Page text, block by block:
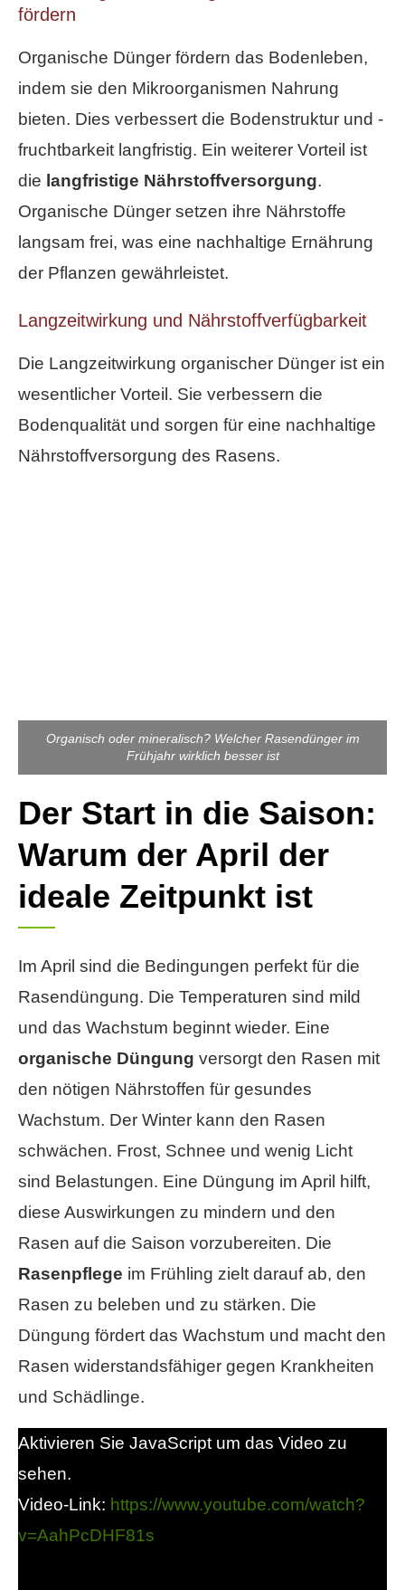
fördern
Organische Dünger fördern das Bodenleben,
indem sie den Mikroorganismen Nahrung
bieten. Dies verbessert die Bodenstruktur und -
fruchtbarkeit langfristig. Ein weiterer Vorteil ist
die langfristige Nährstoffversorgung.
Organische Dünger setzen ihre Nährstoffe
langsam frei, was eine nachhaltige Ernährung
der Pflanzen gewährleistet.
Langzeitwirkung und Nährstoffverfügbarkeit
Die Langzeitwirkung organischer Dünger ist ein
wesentlicher Vorteil. Sie verbessern die
Bodenqualität und sorgen für eine nachhaltige
Nährstoffversorgung des Rasens.
Organisch oder mineralisch? Welcher Rasendünger im
Frühjahr wirklich besser ist
Der Start in die Saison:
Warum der April der
ideale Zeitpunkt ist
Im April sind die Bedingungen perfekt für die
Rasendüngung. Die Temperaturen sind mild
und das Wachstum beginnt wieder. Eine
organische Düngung versorgt den Rasen mit
den nötigen Nährstoffen für gesundes
Wachstum. Der Winter kann den Rasen
schwächen. Frost, Schnee und wenig Licht
sind Belastungen. Eine Düngung im April hilft,
diese Auswirkungen zu mindern und den
Rasen auf die Saison vorzubereiten. Die
Rasenpflege im Frühling zielt darauf ab, den
Rasen zu beleben und zu stärken. Die
Düngung fördert das Wachstum und macht den
Rasen widerstandsfähiger gegen Krankheiten
und Schädlinge.
Aktivieren Sie JavaScript um das Video zu
sehen.
Video-Link: https://www.youtube.com/watch?
v=AahPcDHF81s